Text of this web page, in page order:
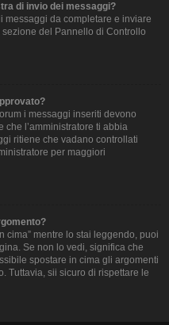
di invio dei messaggi?
messaggi da completare e inviare
del Pannello di Controllo
i messaggi inseriti devono
che l’amministratore ti abbia
ritiene che vadano controllati
per maggiori
cima” mentre lo stai leggendo, puoi
Se non lo vedi, significa che
spostare in cima gli argomenti
Tuttavia, sii sicuro di rispettare le